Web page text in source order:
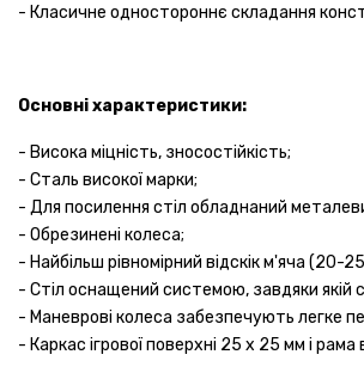
- Класичне одностороннє складання
Основні характеристики:
- Висока міцність, зносостійкість;
- Сталь високої марки;
- Для посилення стіл обладнаний
- Обрезинені колеса;
- Найбільш рівномірний відскік м'яча (20-
- Стіл оснащений системою, завдяки
- Маневрові колеса забезпечують легке
- Каркас ігрової поверхні 25 х 25 мм і